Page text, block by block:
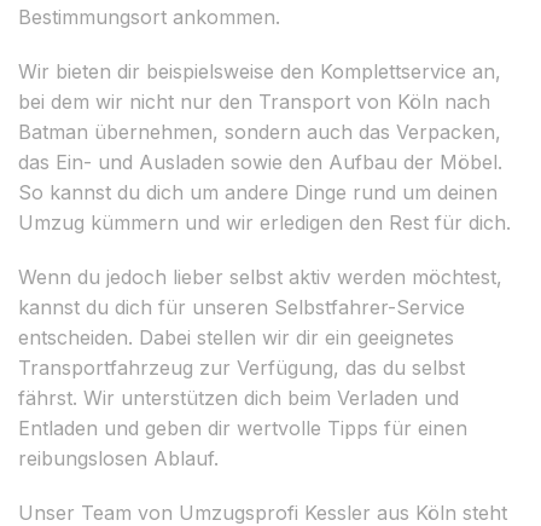
Bestimmungsort ankommen.
Wir bieten dir beispielsweise den Komplettservice an,
bei dem wir nicht nur den Transport von Köln nach
Batman übernehmen, sondern auch das Verpacken,
das Ein- und Ausladen sowie den Aufbau der Möbel.
So kannst du dich um andere Dinge rund um deinen
Umzug kümmern und wir erledigen den Rest für dich.
Wenn du jedoch lieber selbst aktiv werden möchtest,
kannst du dich für unseren Selbstfahrer-Service
entscheiden. Dabei stellen wir dir ein geeignetes
Transportfahrzeug zur Verfügung, das du selbst
fährst. Wir unterstützen dich beim Verladen und
Entladen und geben dir wertvolle Tipps für einen
reibungslosen Ablauf.
Unser Team von Umzugsprofi Kessler aus Köln steht